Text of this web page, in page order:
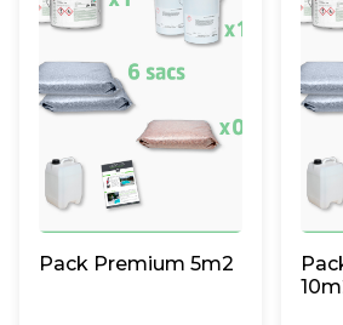
Pack Premium 5m2